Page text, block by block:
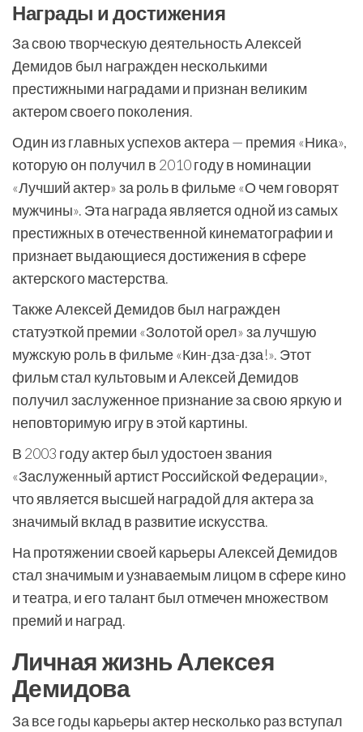
Награды и достижения
За свою творческую деятельность Алексей
Демидов был награжден несколькими
престижными наградами и признан великим
актером своего поколения.
Один из главных успехов актера — премия «Ника»,
которую он получил в 2010 году в номинации
«Лучший актер» за роль в фильме «О чем говорят
мужчины». Эта награда является одной из самых
престижных в отечественной кинематографии и
признает выдающиеся достижения в сфере
актерского мастерства.
Также Алексей Демидов был награжден
статуэткой премии «Золотой орел» за лучшую
мужскую роль в фильме «Кин-дза-дза!». Этот
фильм стал культовым и Алексей Демидов
получил заслуженное признание за свою яркую и
неповторимую игру в этой картины.
В 2003 году актер был удостоен звания
«Заслуженный артист Российской Федерации»,
что является высшей наградой для актера за
значимый вклад в развитие искусства.
На протяжении своей карьеры Алексей Демидов
стал значимым и узнаваемым лицом в сфере кино
и театра, и его талант был отмечен множеством
премий и наград.
Личная жизнь Алексея
Демидова
За все годы карьеры актер несколько раз вступал